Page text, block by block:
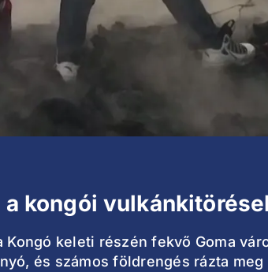
kongói
keleti részén fekvő Goma
és számos földrengés rázta